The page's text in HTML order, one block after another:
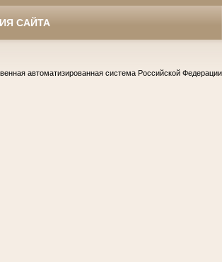
САЙТА
автоматизированная система Российской